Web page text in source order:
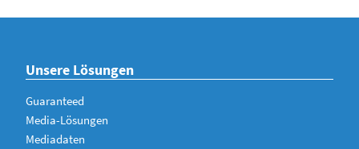
Unsere Lösungen
Guaranteed
Media-Lösungen
Mediadaten